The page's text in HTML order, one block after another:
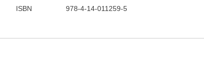
ISBN
978-4-14-011259-5